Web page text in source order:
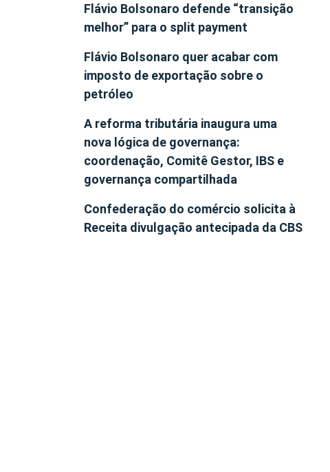
Flávio Bolsonaro defende “transição
melhor” para o split payment
Flávio Bolsonaro quer acabar com
imposto de exportação sobre o
petróleo
A reforma tributária inaugura uma
nova lógica de governança:
coordenação, Comitê Gestor, IBS e
governança compartilhada
Confederação do comércio solicita à
Receita divulgação antecipada da CBS